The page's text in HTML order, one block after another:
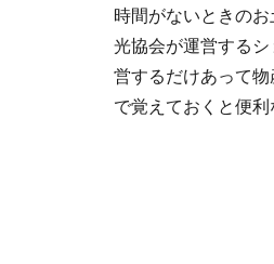
時間がないときの
光協会が運営するシ
営するだけあって
で覚えておくと便利